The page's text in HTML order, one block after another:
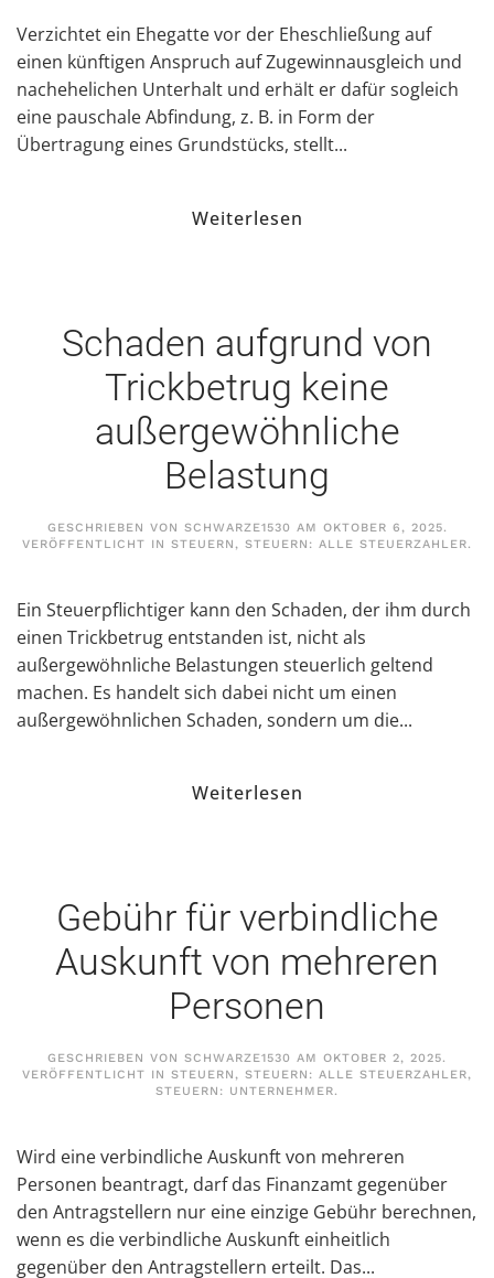
Verzichtet ein Ehegatte vor der Eheschließung auf
einen künftigen Anspruch auf Zugewinnausgleich und
nachehelichen Unterhalt und erhält er dafür sogleich
eine pauschale Abfindung, z. B. in Form der
Übertragung eines Grundstücks, stellt...
Weiterlesen
Schaden aufgrund von
Trickbetrug keine
außergewöhnliche
Belastung
GESCHRIEBEN VON SCHWARZE1530 AM OKTOBER 6, 2025.
VERÖFFENTLICHT IN STEUERN, STEUERN: ALLE STEUERZAHLER.
Ein Steuerpflichtiger kann den Schaden, der ihm durch
einen Trickbetrug entstanden ist, nicht als
außergewöhnliche Belastungen steuerlich geltend
machen. Es handelt sich dabei nicht um einen
außergewöhnlichen Schaden, sondern um die...
Weiterlesen
Gebühr für verbindliche
Auskunft von mehreren
Personen
GESCHRIEBEN VON SCHWARZE1530 AM OKTOBER 2, 2025.
VERÖFFENTLICHT IN STEUERN, STEUERN: ALLE STEUERZAHLER,
STEUERN: UNTERNEHMER.
Wird eine verbindliche Auskunft von mehreren
Personen beantragt, darf das Finanzamt gegenüber
den Antragstellern nur eine einzige Gebühr berechnen,
wenn es die verbindliche Auskunft einheitlich
gegenüber den Antragstellern erteilt. Das...